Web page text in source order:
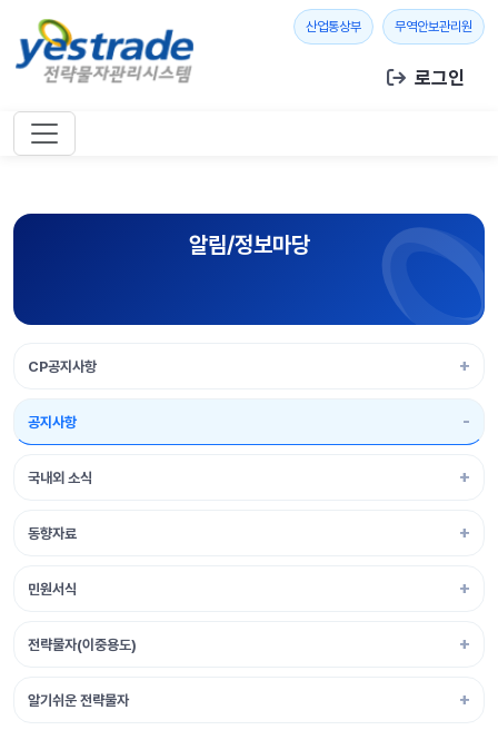
산업통상부새 창 열기무역안보관리원 새
로그인
알림/정보마당
CP공지사항
공지사항
국내외 소식
동향자료
민원서식
전략물자(이중용도)
알기쉬운 전략물자